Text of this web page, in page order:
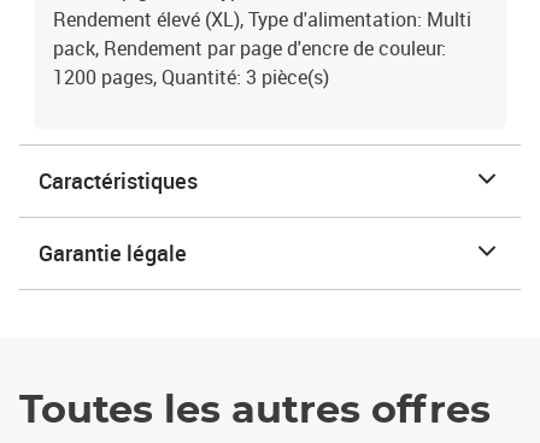
Rendement élevé (XL), Type d'alimentation: Multi
pack, Rendement par page d'encre de couleur:
1200 pages, Quantité: 3 pièce(s)
Caractéristiques
Garantie légale
Toutes les autres offres